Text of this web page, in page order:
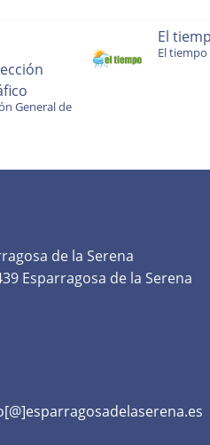
General de
El
El tiempo
de la Serena
Esparragosa de la Serena